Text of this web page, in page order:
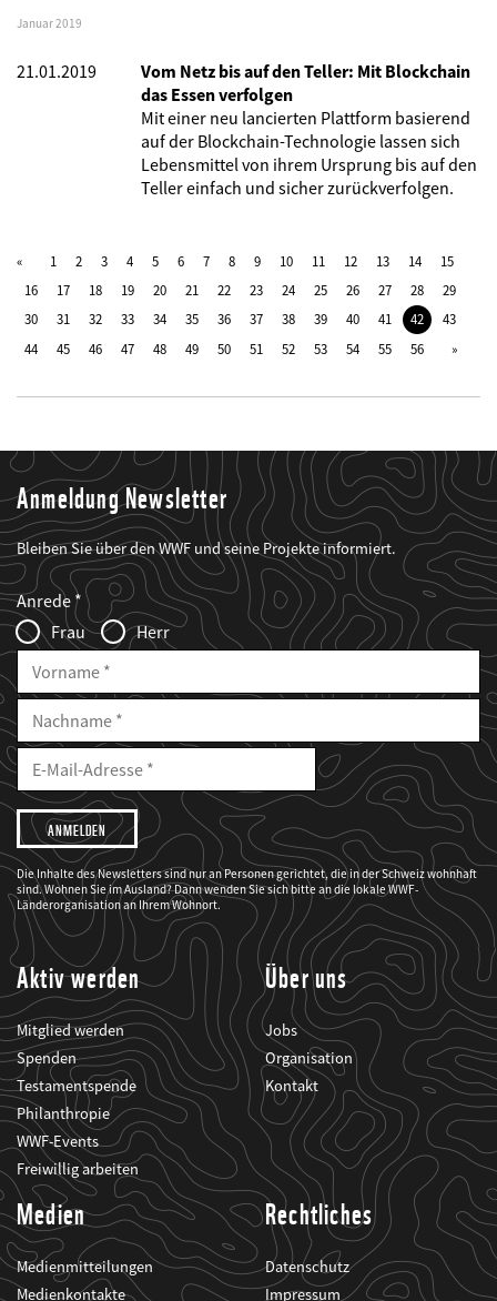
Januar 2019
21.01.2019
Vom Netz bis auf den Teller: Mit Blockchain
das Essen verfolgen
Mit einer neu lancierten Plattform basierend
auf der Blockchain-Technologie lassen sich
Lebensmittel von ihrem Ursprung bis auf den
Teller einfach und sicher zurückverfolgen.
1 2 3 4 5 6 7 8 9 10 11 12 13 14
15
16
17 18 19 20 21 22 23 24 25 26 27 28
29
30
31 32 33 34 35 36 37 38 39 40 41 42
43
44
45 46 47 48 49 50 51 52 53 54 55 56
Anmeldung Newsletter
Bleiben Sie über den WWF und seine Projekte informiert.
Web2Case
Infofelder
Fieldset
anrede_name
Anrede
Frau
Herr
Vorname
Nachname
E-
Mailadresse
E-
Adresse
Ich
möchte,
dass
der
WWF
mich
über
seine
Projekte
informiert.
Die Inhalte des Newsletters sind nur an Personen gerichtet, die in der Schweiz wohnhaft
sind. Wohnen Sie im Ausland? Dann wenden Sie sich bitte an die lokale WWF-
Länderorganisation an Ihrem Wohnort.
Aktiv werden
Mitglied werden
Spenden
Testamentspende
Philanthropie
WWF-Events
Freiwillig arbeiten
Über uns
Jobs
Organisation
Kontakt
Medien
Medienmitteilungen
Medienkontakte
Rechtliches
Datenschutz
Impressum